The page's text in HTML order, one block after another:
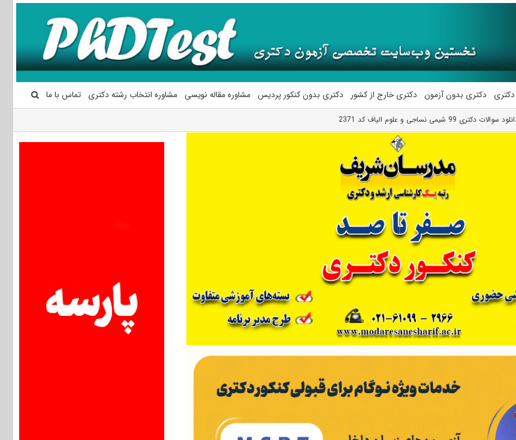
دکتری بدون آزمون دکتری خارج از کشور دکتری بدون کنکور پردیس مشاوره مقاله نویسی مشاوره انتخاب رشته دکتری تماس با ما
سوالات دکتری 99 شیمی نساجی و علوم الیاف کد 2371